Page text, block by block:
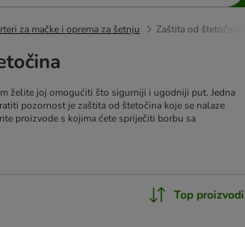
za mačke i oprema za šetnju Zaštita od štetočina
želite joj omogućiti što sigurniji i ugodniji put. Jedna
pozornost je zaštita od štetočina koje se nalaze
proizvode s kojima ćete spriječiti borbu sa
Top proizvodi